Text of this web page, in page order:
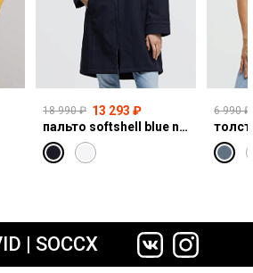
сайте СДЭК
18 990 ₽ 13 293 ₽
пальто softshell blue navy
6 990 ₽
| SOCCX